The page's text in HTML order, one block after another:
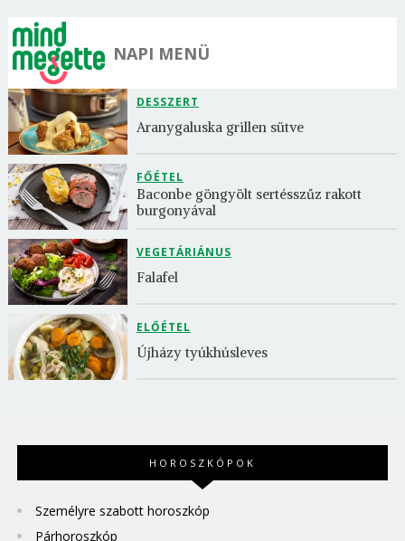
NAPI MENÜ
DESSZERT
Aranygaluska grillen sütve
FŐÉTEL
Baconbe göngyölt sertésszűz rakott
burgonyával
VEGETÁRIÁNUS
Falafel
ELŐÉTEL
Újházy tyúkhúsleves
HOROSZKÓPOK
Személyre szabott horoszkóp
Párhoroszkóp